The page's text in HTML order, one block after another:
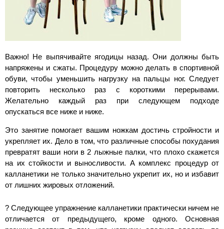
Важно! Не выпячивайте ягодицы назад. Они должны быть
напряжены и сжаты. Процедуру можно делать в спортивной
обуви, чтобы уменьшить нагрузку на пальцы ног. Следует
повторить несколько раз с короткими перерывами.
Желательно каждый раз при следующем подходе
опускаться все ниже и ниже.
Это занятие помогает вашим ножкам достичь стройности и
укрепляет их. Дело в том, что различные способы похудания
превратят ваши ноги в 2 лыжные палки, что плохо скажется
на их стойкости и выносливости. А комплекс процедур от
калланетики не только значительно укрепит их, но и избавит
от лишних жировых отложений.
? Следующее упражнение калланетики практически ничем не
отличается от предыдущего, кроме одного. Основная